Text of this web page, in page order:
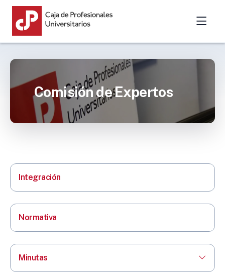
Comisión de Expertos
Integración
Normativa
Minutas